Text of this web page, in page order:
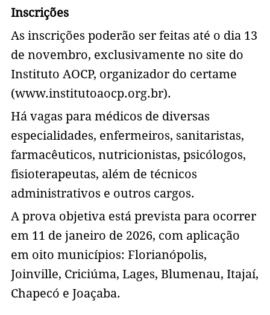
Inscrições
As inscrições poderão ser feitas até o dia 13
de novembro, exclusivamente no site do
Instituto AOCP, organizador do certame
(www.institutoaocp.org.br).
Há vagas para médicos de diversas
especialidades, enfermeiros, sanitaristas,
farmacêuticos, nutricionistas, psicólogos,
fisioterapeutas, além de técnicos
administrativos e outros cargos.
A prova objetiva está prevista para ocorrer
em 11 de janeiro de 2026, com aplicação
em oito municípios: Florianópolis,
Joinville, Criciúma, Lages, Blumenau, Itajaí,
Chapecó e Joaçaba.